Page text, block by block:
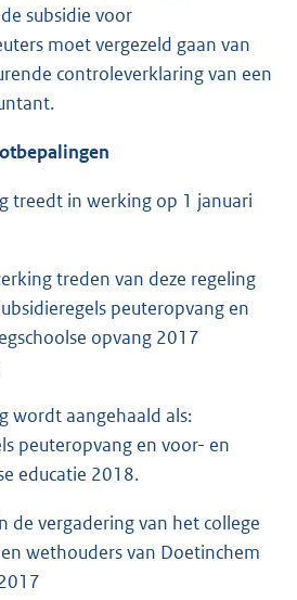
subsidie voor
moet vergezeld gaan van
controleverklaring van een
treedt in werking op 1 januari
treden van deze regeling
peuteropvang en
opvang 2017
wordt aangehaald als:
peuteropvang en voor- en
educatie 2018.
de vergadering van het college
wethouders van Doetinchem